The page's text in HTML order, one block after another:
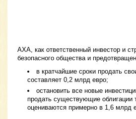
АХА, как ответственный инвестор и
безопасного общества и
в кратчайшие сроки продать
составляет 0,2 млрд евро;
остановить все новые
продать существующие облигации
оцениваются примерно в 1,6 млрд